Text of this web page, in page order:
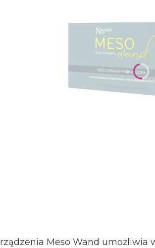
Meso Wand